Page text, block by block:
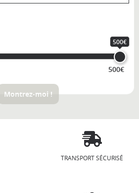
500€
500€
Montrez-moi !
TRANSPORT SÉCURISÉ